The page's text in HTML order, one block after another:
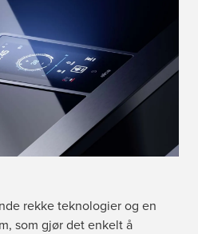
rekke teknologier og en
som gjør det enkelt å